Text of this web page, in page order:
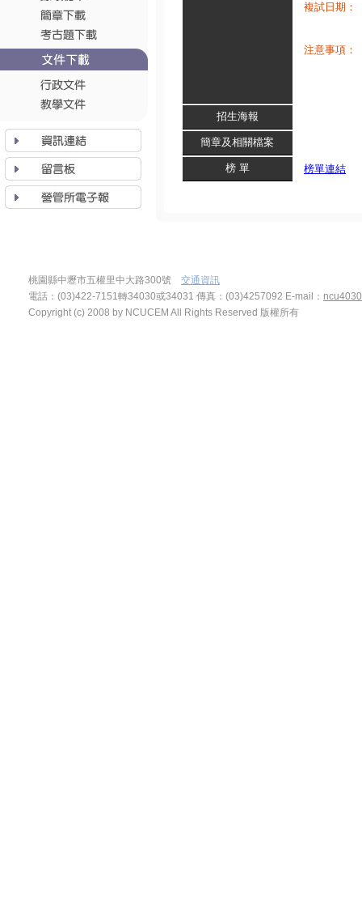
複試日期：
注意事項：
招生海報
簡章及相關檔案
榜 單 榜單連結
桃園縣中壢市五權里中大路300號 交通資訊
電話：(03)422-7151轉34030或34031 傳真：(03)4257092 E-mail：
Copyright (c) 2008 by NCUCEM All Rights Reserved 版權所有